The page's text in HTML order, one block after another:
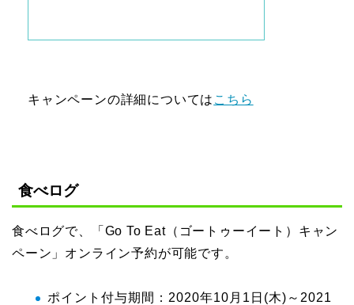
キャンペーンの詳細については こちら
食べログ
食べログで、「Go To Eat（ゴートゥーイート）キャン
ペーン」オンライン予約が可能です。
ポイント付与期間：2020年10月1日(木)～2021